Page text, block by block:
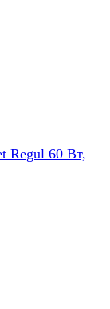
Regul 60 Вт,